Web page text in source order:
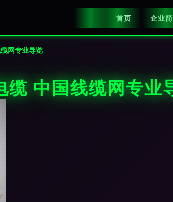
首页 企业
网专业导览
缆 中国线缆网专业